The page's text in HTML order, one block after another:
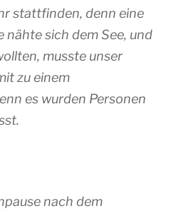
stattfinden, denn eine
nähte sich dem See, und
musste unser
zu einem
es wurden Personen
nach dem